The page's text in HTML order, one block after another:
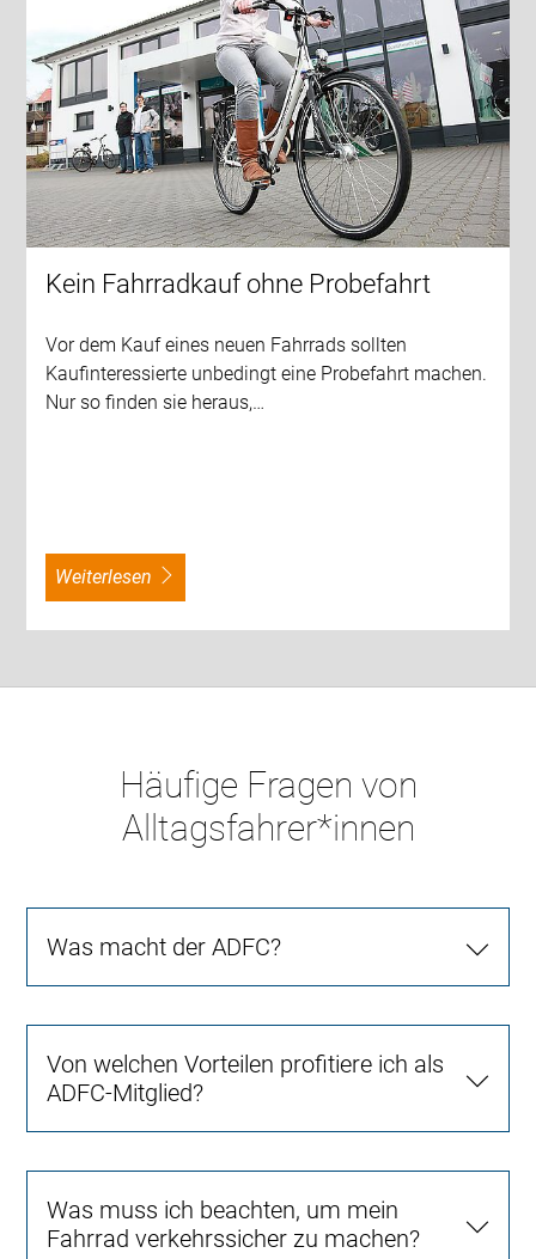
Kein Fahrradkauf ohne Probefahrt
Vor dem Kauf eines neuen Fahrrads sollten
Kaufinteressierte unbedingt eine Probefahrt machen.
Nur so finden sie heraus,…
weiterlesen
Häufige Fragen von
Alltagsfahrer*innen
Was macht der ADFC?
Von welchen Vorteilen profitiere ich als
ADFC-Mitglied?
Was muss ich beachten, um mein
Fahrrad verkehrssicher zu machen?